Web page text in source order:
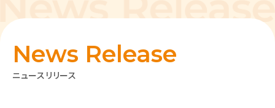
ニュースリリース
News Release